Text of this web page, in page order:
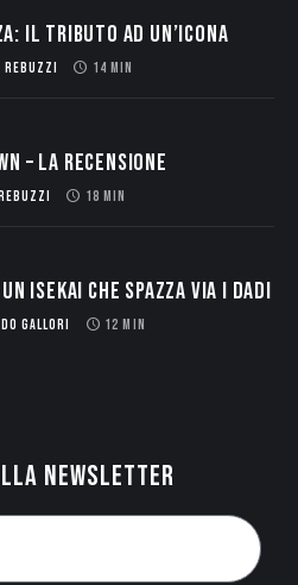
Il Tributo ad un’Icona
REBUZZI 14 MIN
– La Recensione
18 MIN
Isekai che spazza via i dadi
GALLORI 12 MIN
newsletter